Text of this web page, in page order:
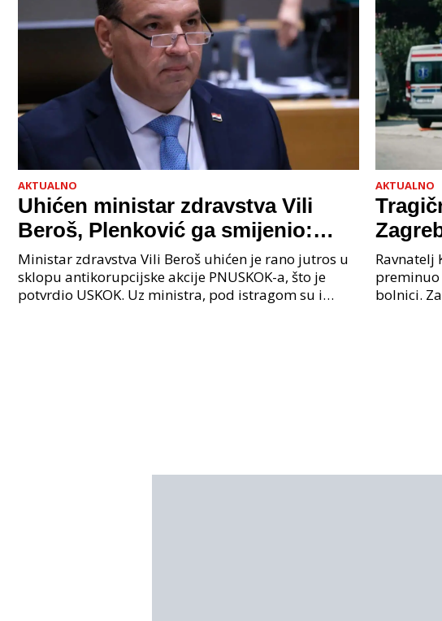
AKTUALNO
Uhićen ministar zdravstva Vili
Beroš, Plenković ga smijenio:
Istraga USKOK-a zbog korupcije
Ministar zdravstva Vili Beroš uhićen je rano jutros u
sklopu antikorupcijske akcije PNUSKOK-a, što je
potvrdio USKOK. Uz ministra, pod istragom su i
AKTUALNO
nakon
Ravnatelj
preminuo
bolnici.